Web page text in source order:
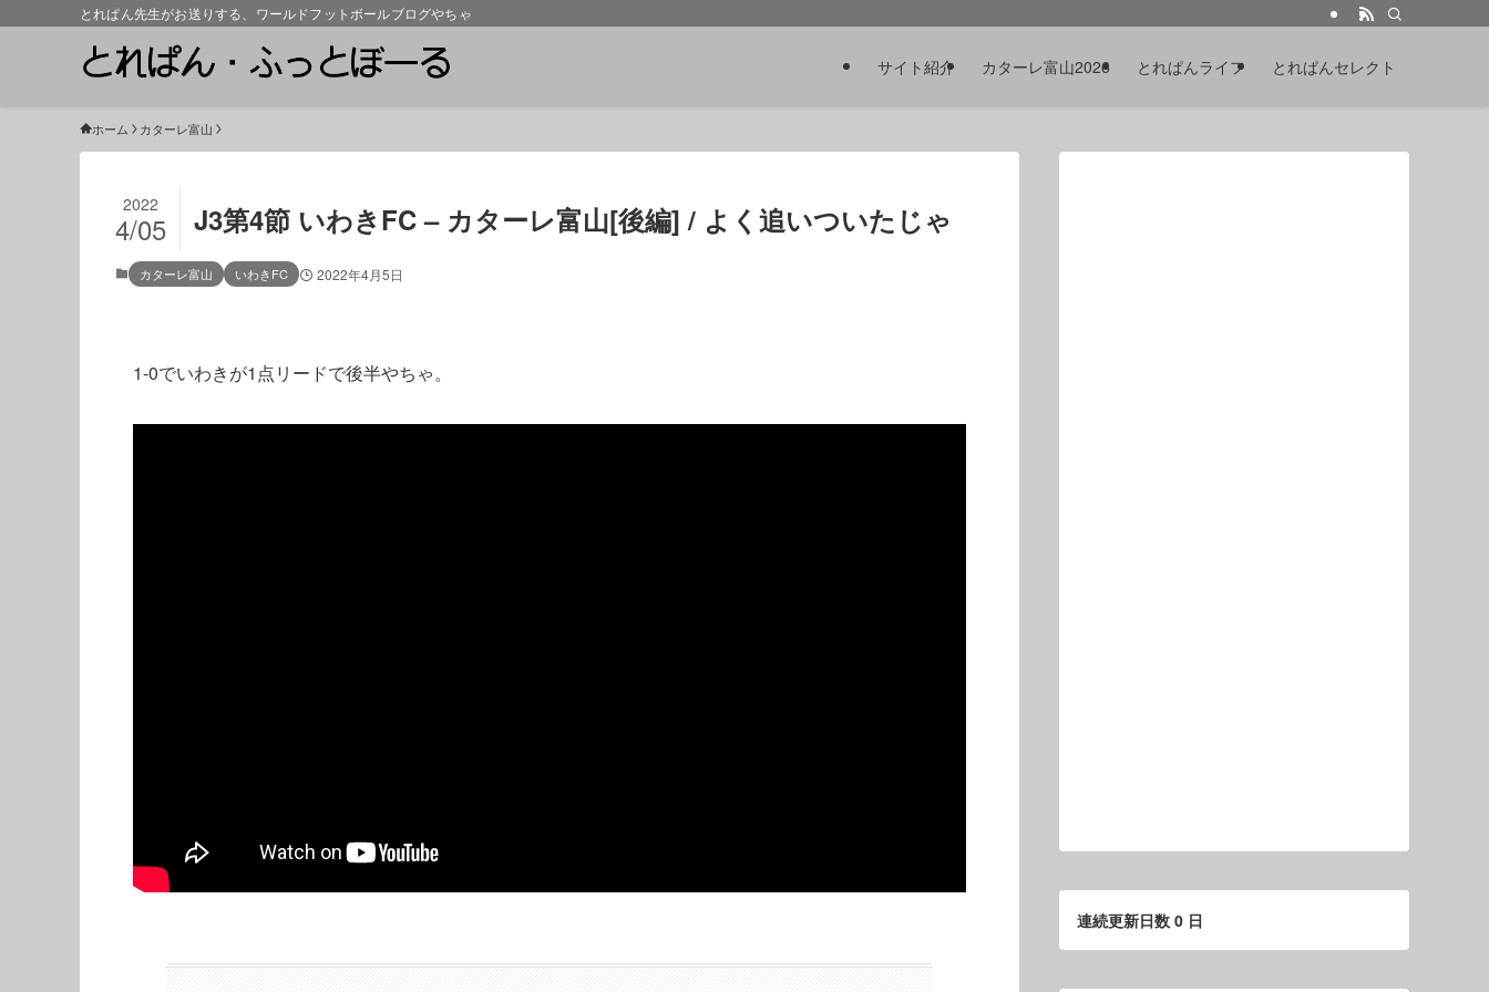
とれぱん先生がお送りする、ワールドフットボールブログやちゃ
サイト紹介 カターレ富山2026 とれぱんライフ とれぱんセレクト
ホーム カターレ富山
J3第4節 いわきFC – カターレ富山[後編] / よく追いついたじゃ
2022
4/05
カターレ富山 いわきFC 2022年4月5日
1-0でいわきが1点リードで後半やちゃ。
連続更新日数 0 日